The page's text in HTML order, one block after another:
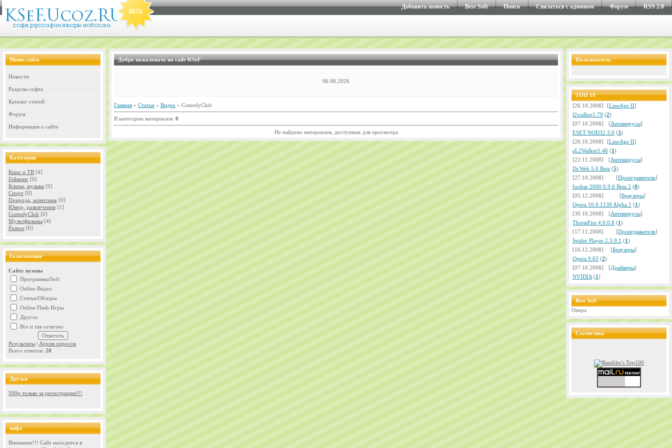
Добавить новость Best Soft Поиск Cвязаться с админом Форум RSS 2.0
Меню сайта
Новости
Разделы софта
Каталог статей
Форум
Информация о сайте
Категории
Кино и ТВ [4]
Гейминг [0]
Клипы, музыка [0]
Спорт [0]
Природа, животные [0]
Юмор, развлечения [1]
ComedyClub [0]
Мультфильмы [4]
Разное [0]
Голосования
Сайту нужны
Программы/Soft
Online Видео
Статьи/Обзоры
Online Flash Игры
Другое
Все и так отлично
Результаты | Архив опросов
Всего ответов: 20
Друзья
500р только за регистрацию!!!
инфа
Внимание!!! Сайт находится в
Добро пожаловать на сайт KSeF
06.08.2026
Главная » Статьи » Видео » ComedyClub
В категории материалов: 0
Не найдено материалов, доступных для просмотра
Пользователь
ТОП 10
[26.10.2008]
[LineAge II]
l2walker1.79 (2)
[07.10.2008]
[Антивирусы]
ESET NOD32 3.0 (3)
[26.10.2008]
[LineAge II]
eL2Walker1.46 (1)
[22.11.2008]
[Антивирусы]
Dr.Web 5.0 Beta (5)
[27.10.2008]
[Проигрыватели]
foobar 2000 0.9.6 Beta 2 (0)
[05.12.2008]
[Браузеры]
Opera 10.0.1139 Alpha 1 (1)
[30.10.2008]
[Антивирусы]
ThreatFire 4.0.0.8 (1)
[17.11.2008]
[Проигрыватели]
Spider Player 2.3.9.1 (1)
[16.12.2008]
[Браузеры]
Opera 9.63 (2)
[07.10.2008]
[Драйверы]
NVIDIA (1)
Best Soft
Опера
Статистика